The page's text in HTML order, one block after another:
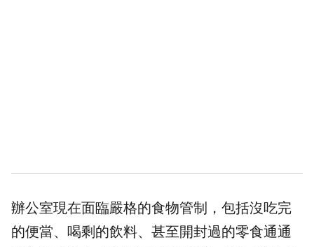
辦公室現在面臨嚴格的食物管制，包括沒吃完
的便當、喝剩的飲料、甚至開封過的零食通通